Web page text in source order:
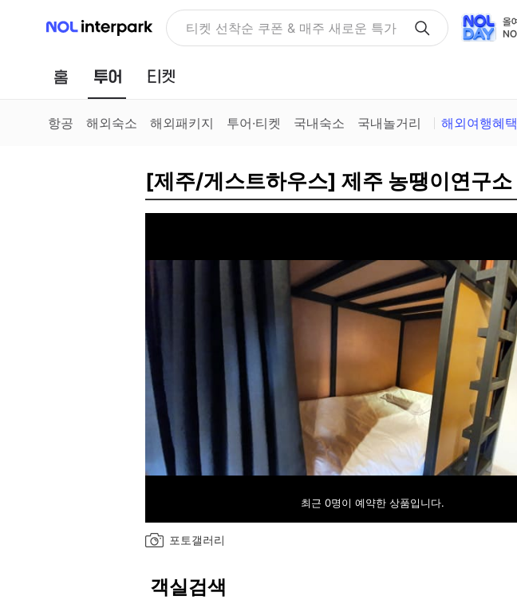
NOL 인터파크 NOLDAY, 최대 70% 여행 혜택
홈 투어
항공 해외숙소 해외패키지 투어·티켓 국내숙소 국내놀거리 해외여행혜택
[제주/게스트하우스] 제주 농땡이연구소
최근 0명이 예약한 상품입니다.
포토갤러리
객실검색